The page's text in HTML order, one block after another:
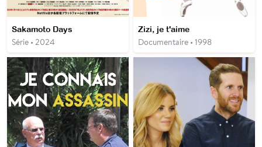
Sakamoto Days
Série • 2024
Zizi, je t'aime
Documentaire • 1998